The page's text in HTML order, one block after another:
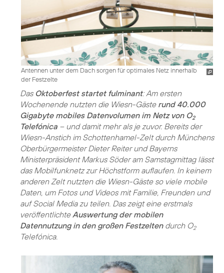
Antennen unter dem Dach sorgen für optimales Netz innerhalb
der Festzelte
Das Oktoberfest startet fulminant: Am ersten
Wochenende nutzten die Wiesn-Gäste rund 40.000
Gigabyte mobiles Datenvolumen im Netz von O2
Telefónica – und damit mehr als je zuvor. Bereits der
Wiesn-Anstich im Schottenhamel-Zelt durch Münchens
Oberbürgermeister Dieter Reiter und Bayerns
Ministerpräsident Markus Söder am Samstagmittag lässt
das Mobilfunknetz zur Höchstform auflaufen. In keinem
anderen Zelt nutzten die Wiesn-Gäste so viele mobile
Daten, um Fotos und Videos mit Familie, Freunden und
auf Social Media zu teilen. Das zeigt eine erstmals
veröffentlichteAuswertung der mobilen
Datennutzung in den großen Festzeltendurch O2
Telefónica.